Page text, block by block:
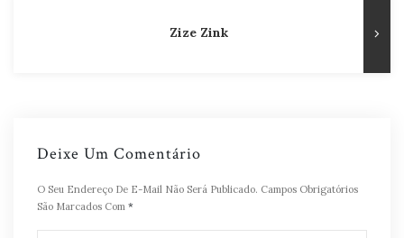
Zize Zink
Deixe Um Comentário
O Seu Endereço De E-Mail Não Será Publicado. Campos Obrigatórios
São Marcados Com *